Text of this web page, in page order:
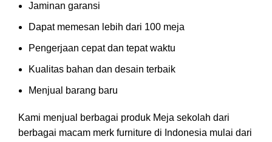
Jaminan garansi
Dapat memesan lebih dari 100 meja
Pengerjaan cepat dan tepat waktu
Kualitas bahan dan desain terbaik
Menjual barang baru
Kami menjual berbagai produk Meja sekolah dari
berbagai macam merk furniture di Indonesia mulai dari